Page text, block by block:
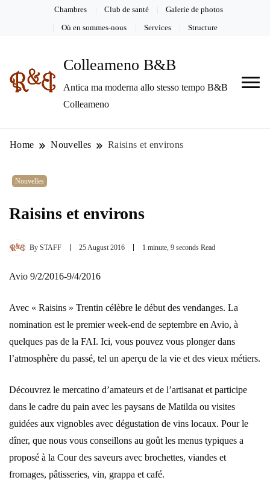
Chambres Club de santé Galerie de photos
Où en sommes-nous Services Structure
Colleameno B&B
Antica ma moderna allo stesso tempo B&B
Colleameno
Home Nouvelles Raisins et environs
Nouvelles
Raisins et environs
By STAFF 25 August 2016 1 minute, 9 seconds Read
Avio 9/2/2016-9/4/2016
Avec « Raisins » Trentin célèbre le début des vendanges. La
nomination est le premier week-end de septembre en Avio, à
quelques pas de la FAI. Ici, vous pouvez vous plonger dans
l’atmosphère du passé, tel un aperçu de la vie et des vieux métiers.
Découvrez le mercatino d’amateurs et de l’artisanat et participe
dans le cadre du pain avec les paysans de Matilda ou visites
guidées aux vignobles avec dégustation de vins locaux. Pour le
dîner, que nous vous conseillons au goût les menus typiques a
proposé à la Cour des saveurs avec brochettes, viandes et
fromages, pâtisseries, vin, grappa et café.